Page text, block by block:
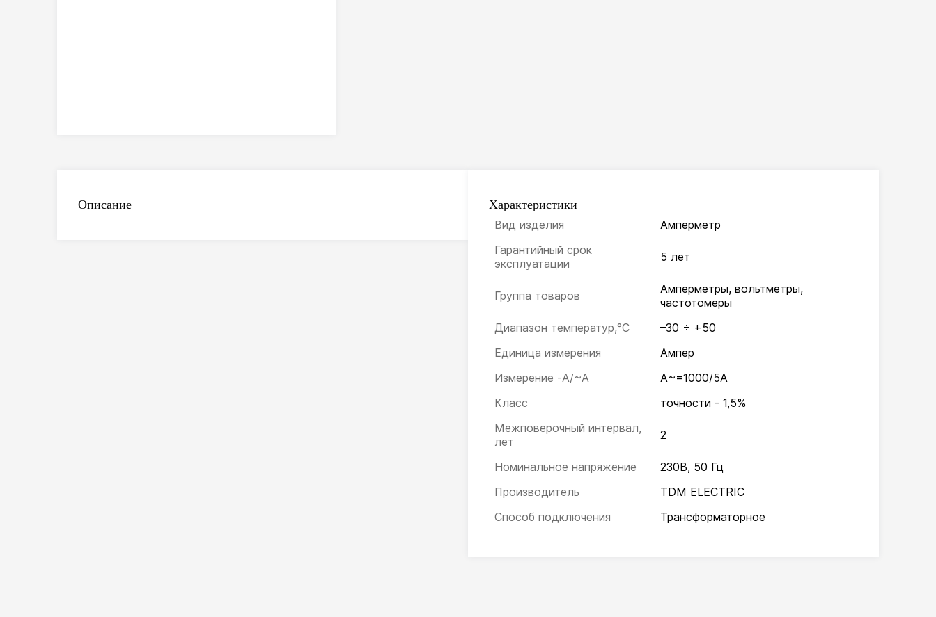
Описание
Характеристики
Вид изделия
Амперметр
Гарантийный срок
эксплуатации
5 лет
Группа товаров
Амперметры, вольтметры,
частотомеры
Диапазон температур,°С
–30 ÷ +50
Единица измерения
Ампер
Измерение -А/~А
А~=1000/5А
Класс
точности - 1,5%
Межповерочный интервал,
лет
2
Номинальное напряжение
230В, 50 Гц
Производитель
TDM ELECTRIC
Способ подключения
Трансформаторное